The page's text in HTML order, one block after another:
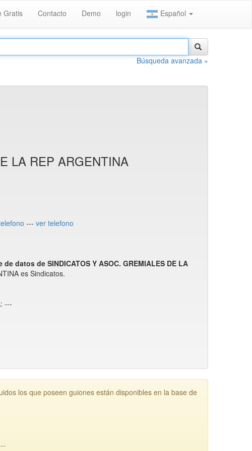
Gratis Contacto Demo login Español
Búsqueda avanzada »
LA REP ARGENTINA
--- ver telefono
de datos de SINDICATOS Y ASOC. GREMIALES DE LA
es Sindicatos.
---
los que poseen guiones están disponibles en la base de